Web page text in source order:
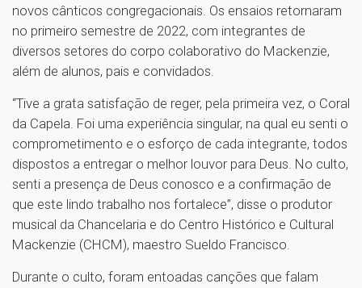
novos cânticos congregacionais. Os ensaios retornaram
no primeiro semestre de 2022, com integrantes de
diversos setores do corpo colaborativo do Mackenzie,
além de alunos, pais e convidados.
“Tive a grata satisfação de reger, pela primeira vez, o Coral
da Capela. Foi uma experiência singular, na qual eu senti o
comprometimento e o esforço de cada integrante, todos
dispostos a entregar o melhor louvor para Deus. No culto,
senti a presença de Deus conosco e a confirmação de
que este lindo trabalho nos fortalece”, disse o produtor
musical da Chancelaria e do Centro Histórico e Cultural
Mackenzie (CHCM), maestro Sueldo Francisco.
Durante o culto, foram entoadas canções que falam